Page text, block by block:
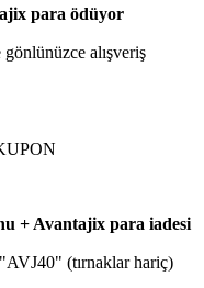
para ödüyor
alışveriş
+ Avantajix para iadesi
(tırnaklar hariç)